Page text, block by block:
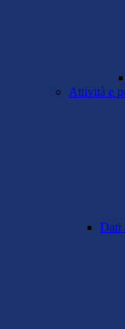
Attività e
Dati